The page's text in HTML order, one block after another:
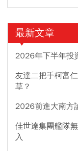
最新文章
2026年下半年投
友達二把手柯富
草？
2026前進大南方
佳世達集團艦隊
入